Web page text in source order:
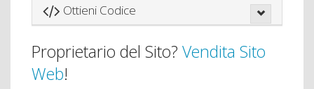
Ottieni Codice
Proprietario del Sito? Vendita Sito
Web!